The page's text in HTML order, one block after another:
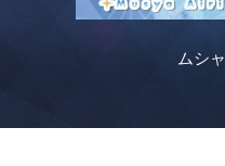
ムシ